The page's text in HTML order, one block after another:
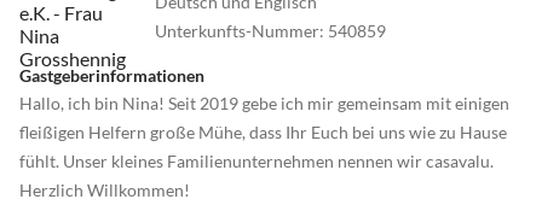
Unterkunfts-Nummer: 540859
Gastgeberinformationen
Hallo, ich bin Nina! Seit 2019 gebe ich mir gemeinsam mit einigen
fleißigen Helfern große Mühe, dass Ihr Euch bei uns wie zu Hause
fühlt. Unser kleines Familienunternehmen nennen wir casavalu.
Herzlich Willkommen!